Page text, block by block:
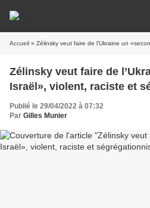
Accueil » Zélinsky veut faire de l’Ukraine un «second
Zélinsky veut faire de
Israël», violent, raciste et
Publié le 29/04/2022 à 07:32
Par Gilles Munier